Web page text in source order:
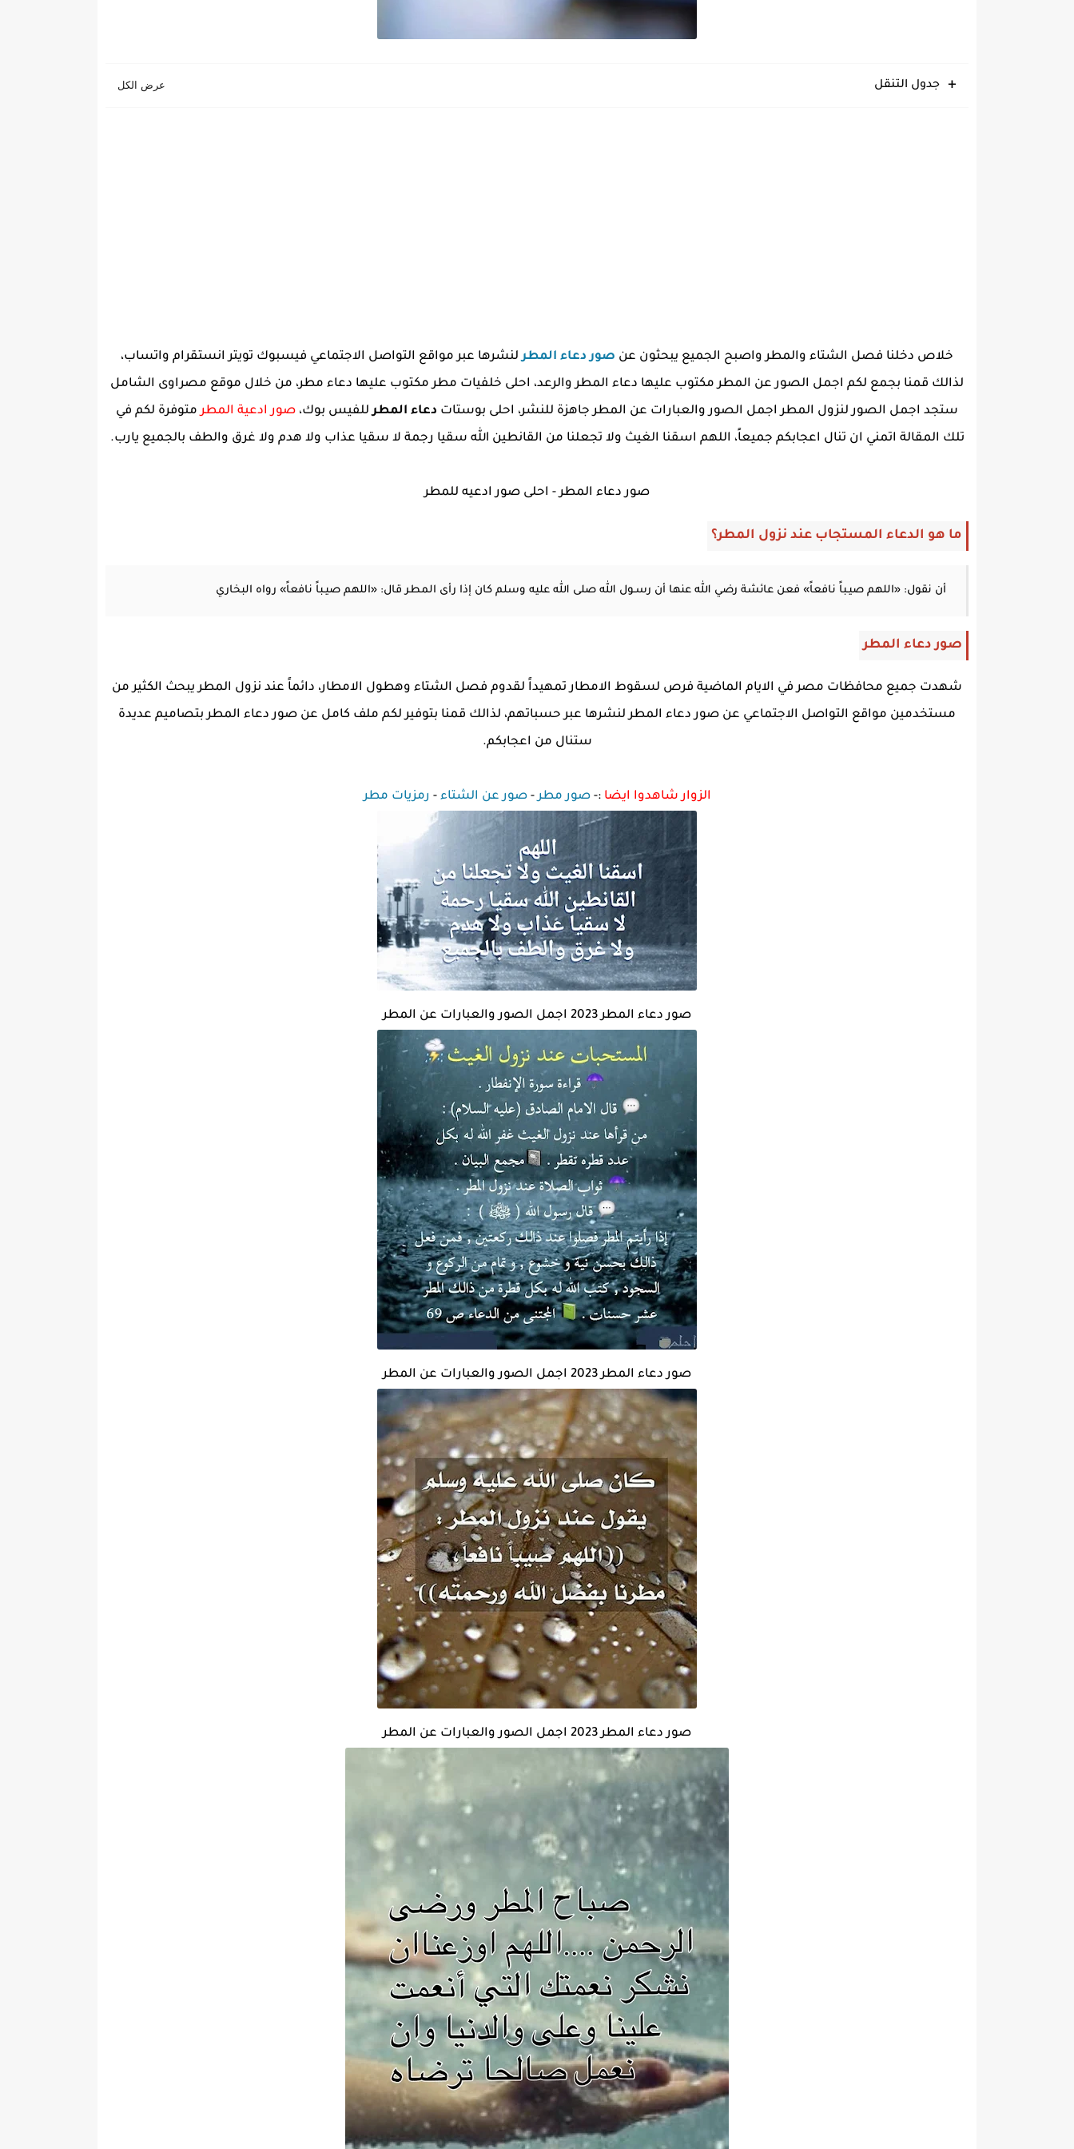
جدول التنقل
خلاص دخلنا فصل الشتاء والمطر واصبح الجميع يبحثون عن صور دعاء المطرلنشرها عبر مواقع التواصل الاجتماعي فيسبوك تويتر انستقرام واتساب،
لذالك قمنا بجمع لكم اجمل الصور عن المطر مكتوب عليها دعاء المطر والرعد، احلى خلفيات مطر مكتوب عليها دعاء مطر، من خلال موقع مصراوى الشامل
ستجد اجمل الصور لنزول المطر اجمل الصور والعبارات عن المطر جاهزة للنشر، احلى بوستات دعاء المطرللفيس بوك، صور ادعية المطرمتوفرة لكم في
تلك المقالة اتمني ان تنال اعجابكم جميعاً، اللهم اسقنا الغيث ولا تجعلنا من القانطين الله سقيا رجمة لا سقيا عذاب ولا هدم ولا غرق والطف بالجميع يارب.
صور دعاء المطر - احلى صور ادعيه للمطر
ما هو الدعاء المستجاب عند نزول المطر؟
أن نقول: «اللهم صيـباً نافعاً» فعن عائشة رضي الله عنها أن رسـول الله صلى الله عليه وسلم كان إذا رأى المطر قال: «اللهم صيـباً نافعاً» رواه البخاري
صور دعاء المطر
شهدت جميع محافظات مصر في الايام الماضية فرص لسقوط الامطار تمهيداً لقدوم فصل الشتاء وهطول الامطار، دائماً عند نزول المطر يبحث الكثير من
مستخدمين مواقع التواصل الاجتماعي عن صور دعاء المطر لنشرها عبر حسباتهم، لذالك قمنا بتوفير لكم ملف كامل عن صور دعاء المطر بتصاميم عديدة
ستنال من اعجابكم.
الزوار شاهدوا ايضا :-صور مطر-صور عن الشتاء - رمزيات مطر
صور دعاء المطر 2023 اجمل الصور والعبارات عن المطر
صور دعاء المطر 2023 اجمل الصور والعبارات عن المطر
صور دعاء المطر 2023 اجمل الصور والعبارات عن المطر